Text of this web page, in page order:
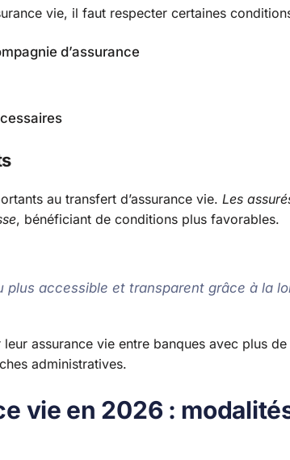
vie, il faut respecter certaines
d’assurance
au transfert d’assurance vie. Les
, bénéficiant de conditions plus favorables.
accessible et transparent grâce à la loi
assurance vie entre banques avec plus
administratives.
vie en 2026 :